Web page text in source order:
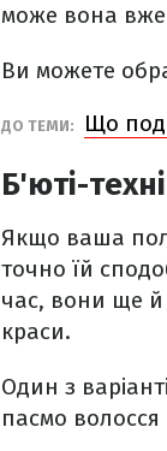
може вона вже
Ви можете
ДО ТЕМИ: Що
Б'юті-
Якщо ваша
точно їй
час, вони ще й
краси.
Один з
пасмо волосся